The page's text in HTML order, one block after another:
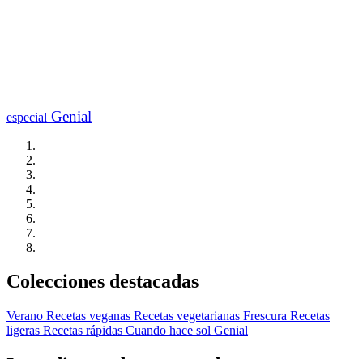
especial Genial
Colecciones destacadas
Verano Recetas veganas Recetas vegetarianas Frescura Recetas
ligeras Recetas rápidas Cuando hace sol Genial